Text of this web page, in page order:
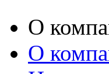
О
О